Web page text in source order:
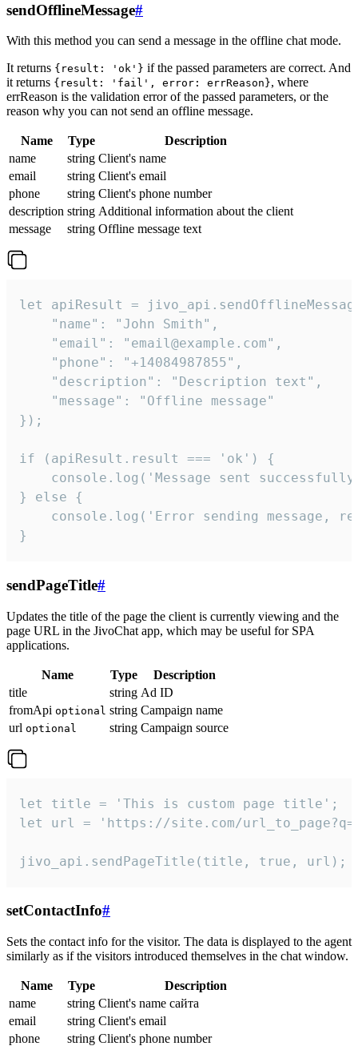
sendOfflineMessage#
With this method you can send a message in the offline chat mode.
It returns {result: 'ok'} if the passed parameters are correct. And
it returns {result: 'fail', error: errReason}, where
errReason is the validation error of the passed parameters, or the
reason why you can not send an offline message.
Name Type
Description
name
string Client's name
email
string Client's email
phone
string Client's phone number
description string Additional information about the client
message
string Offline message text
let apiResult =
    "name": "John Smith",
    "email": "email@example.com",
    "phone": "+14084987855",
    "description": "Description text",
    "message": "Offline message"
});
if (apiResult.result === 'ok') {
console.log('Message sent
} else {
console.log('Error sending message,
}
sendPageTitle#
Updates the title of the page the client is currently viewing and the
page URL in the JivoChat app, which may be useful for SPA
applications.
Name Type
Description
title
string Ad ID
fromApi optional string Campaign name
url optional string Campaign source
let title = 'This is custom page title';
let url = 'https://site.com/
jivo_api.sendPageTitle(title, true, url);
setContactInfo#
Sets the contact info for the visitor. The data is displayed to the agent
similarly as if the visitors introduced themselves in the chat window.
Name Type
Description
name
string Client's name сайта
email
string Client's email
phone
string Client's phone number